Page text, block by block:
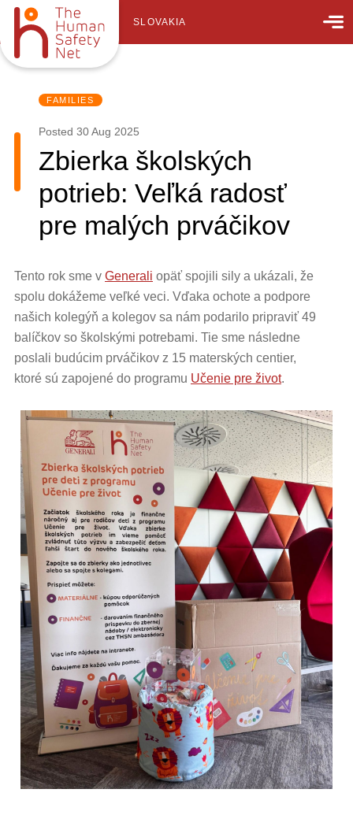
SLOVAKIA
FAMILIES
Posted 30 Aug 2025
Zbierka školských
potrieb: Veľká radosť
pre malých prváčikov
Tento rok sme v Generali opäť spojili sily a ukázali, že
spolu dokážeme veľké veci. Vďaka ochote a podpore
našich kolegýň a kolegov sa nám podarilo pripraviť 49
balíčkov so školskými potrebami. Tie sme následne
poslali budúcim prváčikov z 15 materských centier,
ktoré sú zapojené do programu Učenie pre život.